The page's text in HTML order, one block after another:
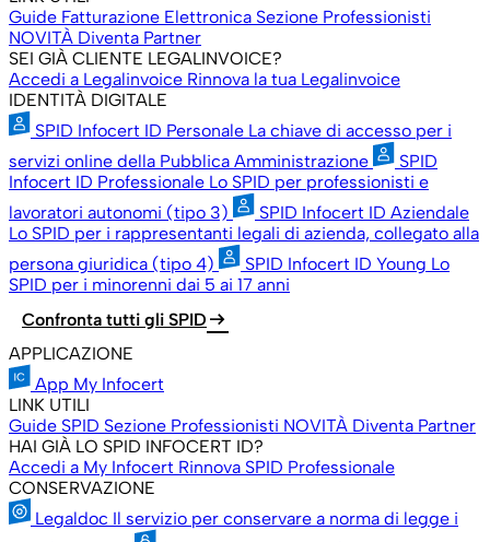
Guide Fatturazione Elettronica Sezione Professionisti
NOVITÀ Diventa Partner
SEI GIÀ CLIENTE LEGALINVOICE?
Accedi a Legalinvoice Rinnova la tua Legalinvoice
IDENTITÀ DIGITALE
SPID Infocert ID Personale La chiave di accesso per i
servizi online della Pubblica Amministrazione
SPID
Infocert ID Professionale Lo SPID per professionisti e
lavoratori autonomi (tipo 3)
SPID Infocert ID Aziendale
Lo SPID per i rappresentanti legali di azienda, collegato alla
persona giuridica (tipo 4)
SPID Infocert ID Young Lo
SPID per i minorenni dai 5 ai 17 anni
Confronta tutti gli SPID arrow_right_alt
APPLICAZIONE
App My Infocert
LINK UTILI
Guide SPID Sezione Professionisti NOVITÀ Diventa Partner
HAI GIÀ LO SPID INFOCERT ID?
Accedi a My Infocert Rinnova SPID Professionale
CONSERVAZIONE
Legaldoc Il servizio per conservare a norma di legge i